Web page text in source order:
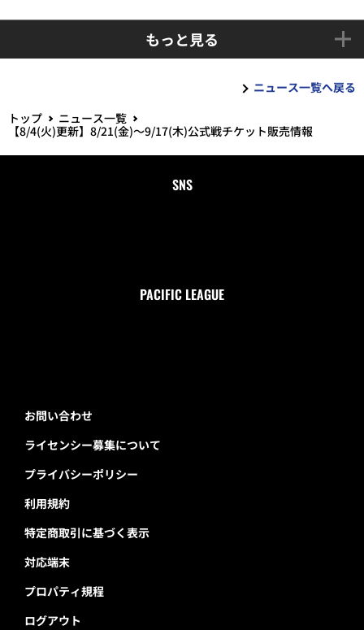
もっと見る
ニュース一覧へ戻る
トップ
ニュース一覧
【8/4(火)更新】8/21(金)～9/17(木)公式戦チケット販売情報
SNS
PACIFIC LEAGUE
お問い合わせ
ライセンシー募集について
プライバシーポリシー
利用規約
特定商取引に基づく表示
対応端末
プロパティ規程
ログアウト